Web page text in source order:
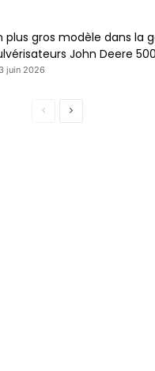
plus gros modèle dans la
John Deere
3 juin 2026
Page
Page